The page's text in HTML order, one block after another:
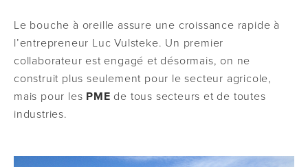
Le bouche à oreille assure une croissance rapide à
l’entrepreneur Luc Vulsteke. Un premier
collaborateur est engagé et désormais, on ne
construit plus seulement pour le secteur agricole,
mais pour les PME de tous secteurs et de toutes
industries.